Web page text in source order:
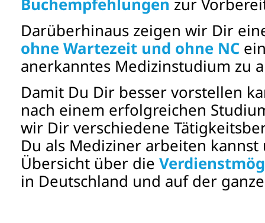
Darüberhinaus zeigen wir Dir
ohne Wartezeit und ohne NC
anerkanntes Medizinstudium zu
Damit Du Dir besser vorstellen
nach einem erfolgreichen
wir Dir verschiedene
Du als Mediziner arbeiten
Übersicht über die
in Deutschland und auf der